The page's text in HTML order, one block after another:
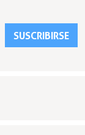
SUSCRIBIRSE